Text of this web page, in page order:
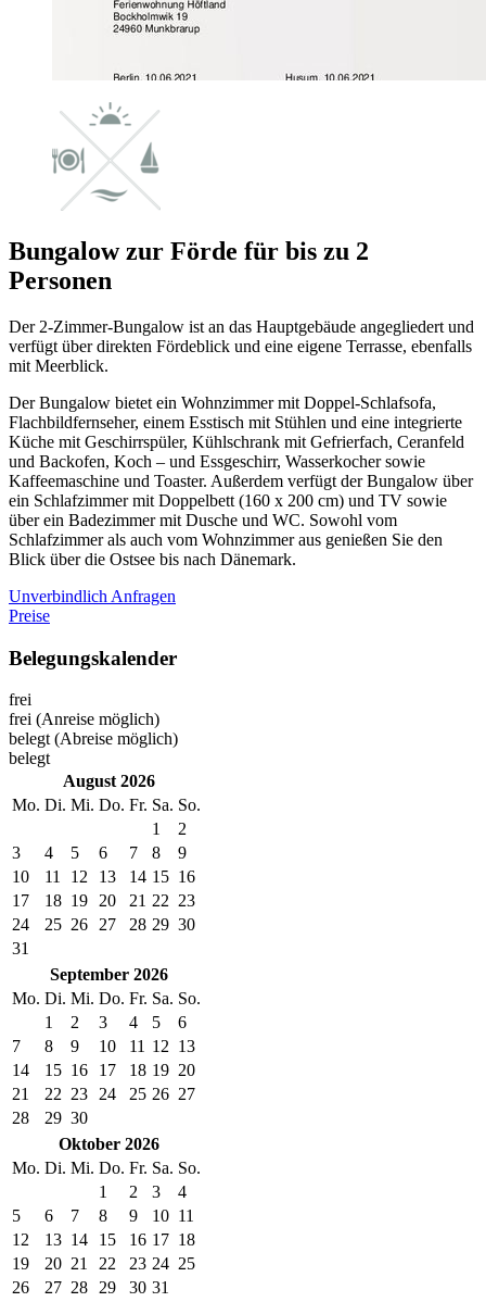
Bungalow zur Förde für bis zu 2
Personen
Der 2-Zimmer-Bungalow ist an das Hauptgebäude angegliedert und
verfügt über direkten Fördeblick und eine eigene Terrasse, ebenfalls
mit Meerblick.
Der Bungalow bietet ein Wohnzimmer mit Doppel-Schlafsofa,
Flachbildfernseher, einem Esstisch mit Stühlen und eine integrierte
Küche mit Geschirrspüler, Kühlschrank mit Gefrierfach, Ceranfeld
und Backofen, Koch – und Essgeschirr, Wasserkocher sowie
Kaffeemaschine und Toaster. Außerdem verfügt der Bungalow über
ein Schlafzimmer mit Doppelbett (160 x 200 cm) und TV sowie
über ein Badezimmer mit Dusche und WC. Sowohl vom
Schlafzimmer als auch vom Wohnzimmer aus genießen Sie den
Blick über die Ostsee bis nach Dänemark.
Unverbindlich Anfragen
Preise
Belegungskalender
frei
frei (Anreise möglich)
belegt (Abreise möglich)
belegt
August 2026
Mo. Di. Mi. Do. Fr. Sa. So.
1
2
3
4 5 6 7 8
9
10
11 12 13 14 15 16
17
18 19 20 21 22 23
24
25 26 27 28 29 30
31
September 2026
Mo. Di. Mi. Do. Fr. Sa. So.
1
2 3 4 5
6
7
8 9 10 11 12 13
14
15 16 17 18 19 20
21
22 23 24 25 26 27
28
29 30
Oktober 2026
Mo. Di. Mi. Do. Fr. Sa. So.
1
2 3
4
5
6 7 8 9 10 11
12
13 14 15 16 17 18
19
20 21 22 23 24 25
26
27 28 29 30 31